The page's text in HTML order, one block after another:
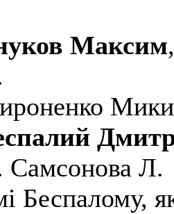
Максим
Л.
Беспалому,